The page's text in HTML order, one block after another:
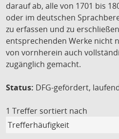
darauf ab, alle von 1701 bis
oder im deutschen
zu erfassen und zu
entsprechenden Werke nicht
von vornherein auch
zugänglich gemacht.
Status: DFG-gefördert,
1 Treffer sortiert nach